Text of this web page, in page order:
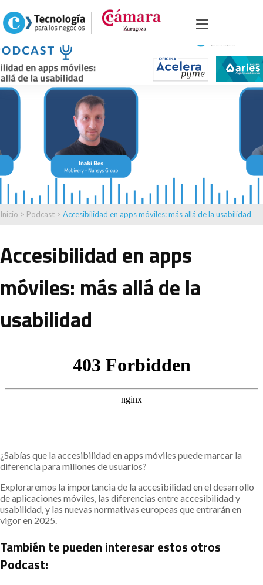
Inicio > Podcast > Accesibilidad en apps móviles: más allá de la usabilidad
Accesibilidad en apps
móviles: más allá de la
usabilidad
¿Sabías que la accesibilidad en apps móviles puede marcar la
diferencia para millones de usuarios?
Exploraremos la importancia de la accesibilidad en el desarrollo
de aplicaciones móviles, las diferencias entre accesibilidad y
usabilidad, y las nuevas normativas europeas que entrarán en
vigor en 2025.
También te pueden interesar estos otros
Podcast: